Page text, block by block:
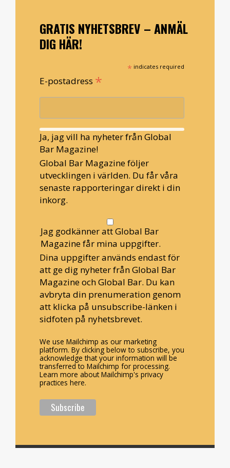
GRATIS NYHETSBREV – ANMÄL
DIG HÄR!
* indicates required
E-postadress *
Ja, jag vill ha nyheter från Global
Bar Magazine!
Global Bar Magazine följer
utvecklingen i världen. Du får våra
senaste rapporteringar direkt i din
inkorg.
Jag godkänner att Global Bar
Magazine får mina uppgifter.
Dina uppgifter används endast för
att ge dig nyheter från Global Bar
Magazine och Global Bar. Du kan
avbryta din prenumeration genom
att klicka på unsubscribe-länken i
sidfoten på nyhetsbrevet.
We use Mailchimp as our marketing
platform. By clicking below to subscribe, you
acknowledge that your information will be
transferred to Mailchimp for processing.
Learn more about Mailchimp's privacy
practices here.